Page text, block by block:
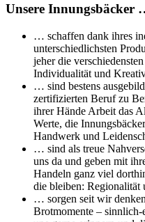
Unsere Innungsbäcker
… schaffen dank ihres
unterschiedlichsten
jeher die
Individualität und
… sind bestens
zertifizierten Beruf zu
ihrer Hände Arbeit das
Werte, die
Handwerk und
… sind als treue
uns da und geben mit
Handeln ganz viel
die bleiben: Regionalität
… sorgen seit wir
Brotmomente –